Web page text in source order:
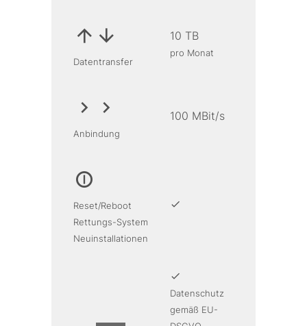
Datentransfer
10 TB
pro Monat
Anbindung
100 MBit/s
Reset/Reboot
Rettungs-System
Neuinstallationen
Datenschutz
gemäß EU-